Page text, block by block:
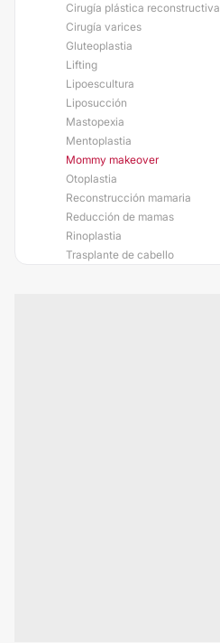
Cirugía plástica reconstructiva
Cirugía varices
Gluteoplastia
Lifting
Lipoescultura
Liposucción
Mastopexia
Mentoplastia
Mommy makeover
Otoplastia
Reconstrucción mamaria
Reducción de mamas
Rinoplastia
Trasplante de cabello